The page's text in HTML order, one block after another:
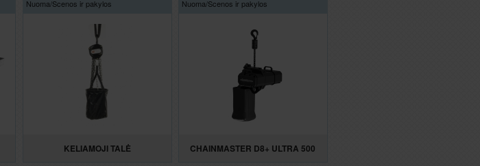
Nuoma/Scenos ir pakylos
KELIAMOJI TALĖ
Nuoma/Scenos ir pakylos
CHAINMASTER D8+ ULTRA 500